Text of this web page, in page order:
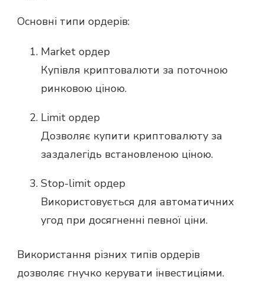
Основні типи ордерів:
Market ордер
Купівля криптовалюти за поточною
ринковою ціною.
Limit ордер
Дозволяє купити криптовалюту за
заздалегідь встановленою ціною.
Stop-limit ордер
Використовується для автоматичних
угод при досягненні певної ціни.
Використання різних типів ордерів
дозволяє гнучко керувати інвестиціями.